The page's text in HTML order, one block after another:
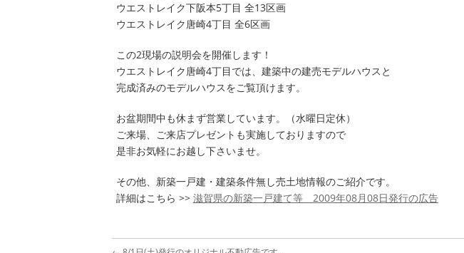
ウエストレイク下阪本5丁目 全13区画
ウエストレイク唐崎4丁目 全6区画
この2現場の説明会を開催します！
ウエストレイク唐崎4丁目では、建築中の建売モデルハウスと
完成済みのモデルハウスをご覧頂けます。
お盆期間中も休まず営業しています。（水曜日定休）
ご来場、ご来店プレゼントも実施しておりますので
是非お気軽にお越し下さいませ。
その他、新築一戸建・建築条件無し売土地情報のご紹介です。
詳細はこちら >> 滋賀県の新築一戸建て等 2009年08月08日発行の広告